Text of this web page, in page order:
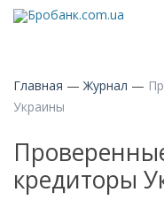
Главная — Журнал —
Украины
кредиторы